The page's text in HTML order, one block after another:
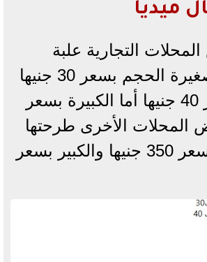
ميديا
التجارية علبة
حساء كوارع صغيرة الحجم بسعر 30 جنيها
والوسط بسعر 40 جنيها أما الكبيرة بسعر
المحلات الأخرى طرحتها
بحجم وسط بسعر 350 جنيها والكبير بسعر